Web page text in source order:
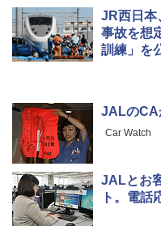
JR西日本
事故を想
訓練」を
JALのCA
Car Watch
JALとお
ト。電